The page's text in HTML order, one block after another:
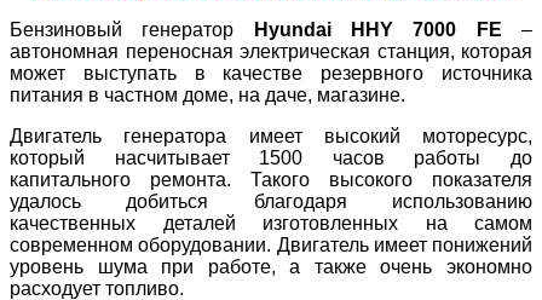
Бензиновый генератор Hyundai HHY 7000 FE –
автономная переносная электрическая станция, которая
может выступать в качестве резервного источника
питания в частном доме, на даче, магазине.
Двигатель генератора имеет высокий моторесурс,
который насчитывает 1500 часов работы до
капитального ремонта. Такого высокого показателя
удалось добиться благодаря использованию
качественных деталей изготовленных на самом
современном оборудовании. Двигатель имеет понижений
уровень шума при работе, а также очень экономно
расходует топливо.